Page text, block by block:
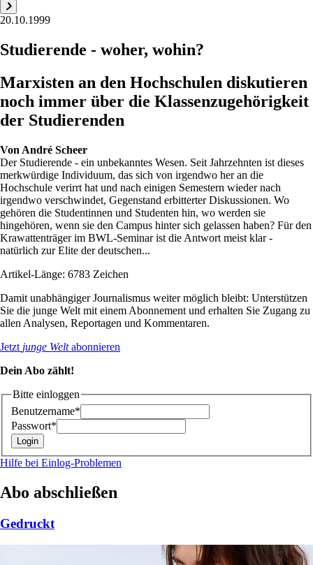
20.10.1999
Studierende - woher, wohin?
Marxisten an den Hochschulen diskutieren
noch immer über die Klassenzugehörigkeit
der Studierenden
Von André Scheer
Der Studierende - ein unbekanntes Wesen. Seit Jahrzehnten ist dieses
merkwürdige Individuum, das sich von irgendwo her an die
Hochschule verirrt hat und nach einigen Semestern wieder nach
irgendwo verschwindet, Gegenstand erbitterter Diskussionen. Wo
gehören die Studentinnen und Studenten hin, wo werden sie
hingehören, wenn sie den Campus hinter sich gelassen haben? Für den
Krawattenträger im BWL-Seminar ist die Antwort meist klar -
natürlich zur Elite der deutschen...
Artikel-Länge: 6783 Zeichen
Damit unabhängiger Journalismus weiter möglich bleibt: Unterstützen
Sie die junge Welt mit einem Abonnement und erhalten Sie Zugang zu
allen Analysen, Reportagen und Kommentaren.
Jetzt junge Weltabonnieren
Dein Abo zählt!
Bitte einloggen
Benutzername*
Passwort*
Hilfe bei Einlog-Problemen
Abo abschließen
Gedruckt